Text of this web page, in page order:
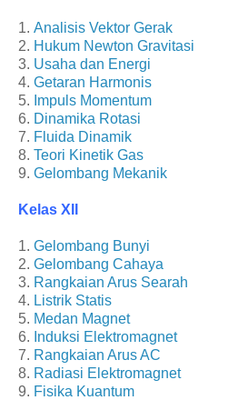
1. Analisis Vektor Gerak
2. Hukum Newton Gravitasi
3. Usaha dan Energi
4. Getaran Harmonis
5. Impuls Momentum
6. Dinamika Rotasi
7. Fluida Dinamik
8. Teori Kinetik Gas
9. Gelombang Mekanik
Kelas XII
1. Gelombang Bunyi
2. Gelombang Cahaya
3. Rangkaian Arus Searah
4. Listrik Statis
5. Medan Magnet
6. Induksi Elektromagnet
7. Rangkaian Arus AC
8. Radiasi Elektromagnet
9. Fisika Kuantum